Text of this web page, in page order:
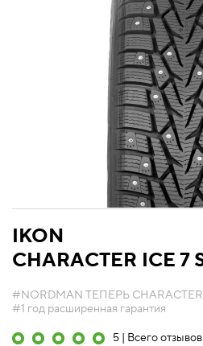
IKON
CHARACTER ICE 7
#NORDMAN ТЕПЕРЬ CHARACTER
#1 год расширенная гарантия
5 | Всего